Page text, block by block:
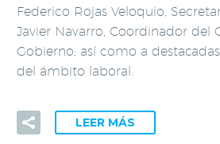
Federico Rojas Veloquio,
Javier Navarro, Coordinador del
Gobierno; así como a
del ámbito laboral.
LEER MÁS